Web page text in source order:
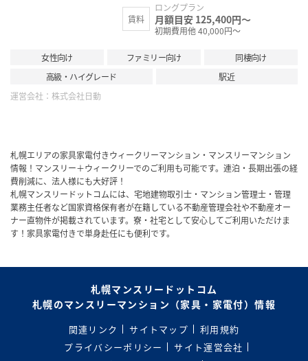
賃料
ロングプラン
月額目安 125,400円～
初期費用他 40,000円～
女性向け ファミリー向け
同棲向け
高級・ハイグレード
駅近
運営会社： 株式会社日動
札幌エリアの家具家電付きウィークリーマンション・マンスリーマンション
情報！マンスリー＋ウィークリーでのご利用も可能です。連泊・長期出張の経
費削減に、法人様にも大好評！
札幌マンスリードットコムには、宅地建物取引士・マンション管理士・管理
業務主任者など国家資格保有者が在籍している不動産管理会社や不動産オー
ナー直物件が掲載されています。寮・社宅として安心してご利用いただけま
す！家具家電付きで単身赴任にも便利です。
札幌マンスリードットコム
札幌のマンスリーマンション（家具・家電付）情報
関連リンク サイトマップ
利用規約
プライバシーポリシー
サイト運営会社